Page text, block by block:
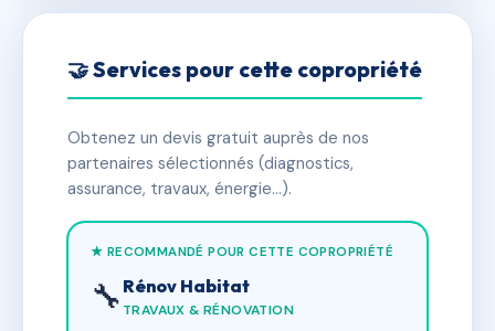
🤝 Services pour cette copropriété
Obtenez un devis gratuit auprès de nos
partenaires sélectionnés (diagnostics,
assurance, travaux, énergie…).
★ RECOMMANDÉ POUR CETTE COPROPRIÉTÉ
🔧 Rénov Habitat
TRAVAUX & RÉNOVATION